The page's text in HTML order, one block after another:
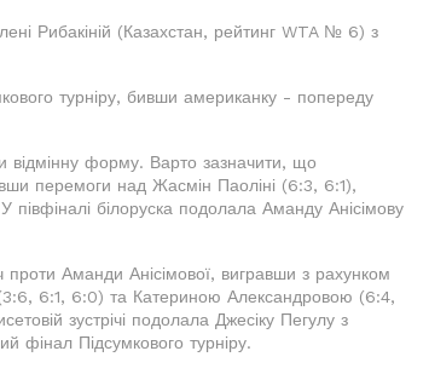
Рибакіній (Казахстан, рейтинг WTA № 6) з
турніру, бивши американку - попереду
відмінну форму. Варто зазначити, що
перемоги над Жасмін Паоліні (6:3, 6:1),
білоруска подолала Аманду Анісімову
Аманди Анісімової, вигравши з рахунком
6:1, 6:0) та Катериною Александровою (6:4,
зустрічі подолала Джесіку Пегулу з
фінал Підсумкового турніру.